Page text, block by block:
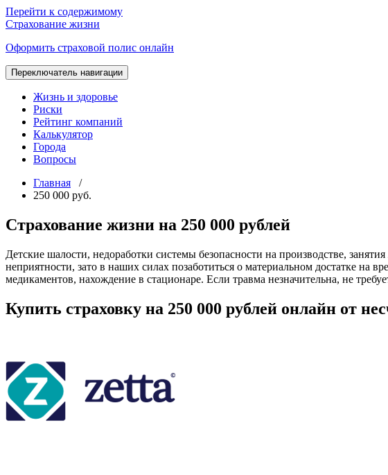
Перейти к содержимому
Страхование жизни
Оформить страховой полис онлайн
Переключатель навигации
Жизнь и здоровье
Риски
Рейтинг компаний
Калькулятор
Города
Вопросы
Главная /
250 000 руб.
Страхование жизни на 250 000 рублей
Детские шалости, недоработки системы безопасности на производстве,
неприятности, зато в наших силах позаботиться о материальном достатке на
медикаментов, нахождение в стационаре. Если травма незначительна, не
Купить страховку на 250 000 рублей онлайн от